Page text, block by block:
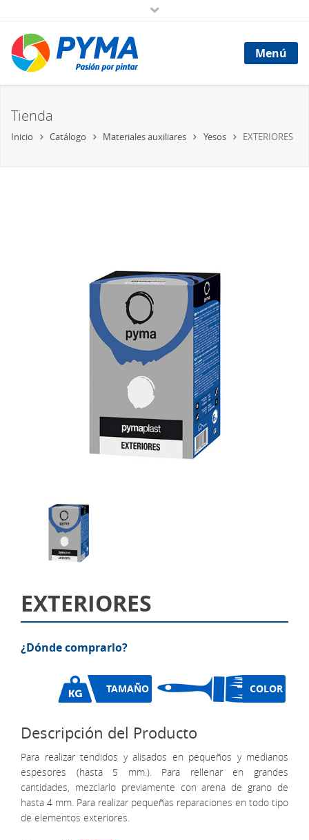
Menú
Tienda
Inicio Catálogo Materiales auxiliares Yesos EXTERIORES
EXTERIORES
¿Dónde comprarlo?
TAMAÑO COLOR
Descripción del Producto
Para realizar tendidos y alisados en pequeños y medianos
espesores (hasta 5 mm.). Para rellenar en grandes
cantidades, mezclarlo previamente con arena de grano de
hasta 4 mm. Para realizar pequeñas reparaciones en todo tipo
de elementos exteriores.